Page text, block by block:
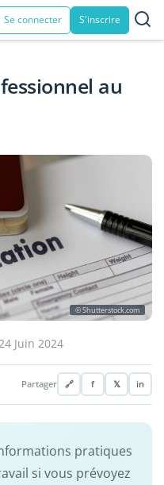
Se connecter S'inscrire
au
© Shutterstock.com
Juin 2024
Partager 🔗 f 𝕏 in
pratiques
si vous prévoyez